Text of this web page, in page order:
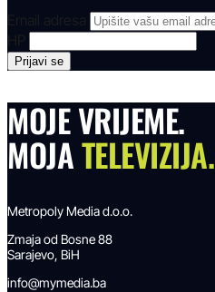
Email adresa
MOJE VRIJEME.
MOJATELEVIZIJA.
Metropoly Media d.o.o.
Zmaja od Bosne 88
Sarajevo, BiH
info@mymedia.ba